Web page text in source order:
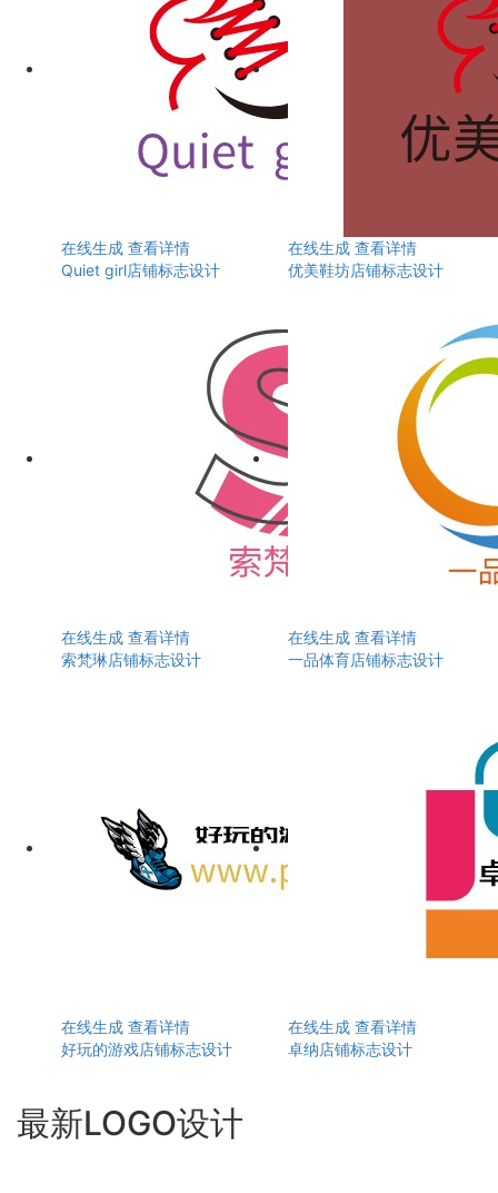
在线生成 查看详情
Quiet girl店铺标志设计
在线生成 查看详情
优美鞋坊店铺标志设计
在线生成 查看详情
索梵琳店铺标志设计
在线生成 查看详情
一品体育店铺标志设计
在线生成 查看详情
好玩的游戏店铺标志设计
在线生成 查看详情
卓纳店铺标志设计
最新LOGO设计